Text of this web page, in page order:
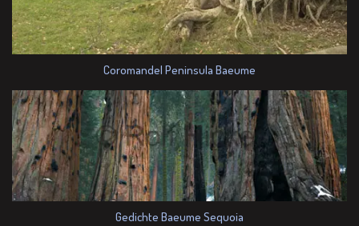
Coromandel Peninsula Baeume
Gedichte Baeume Sequoia